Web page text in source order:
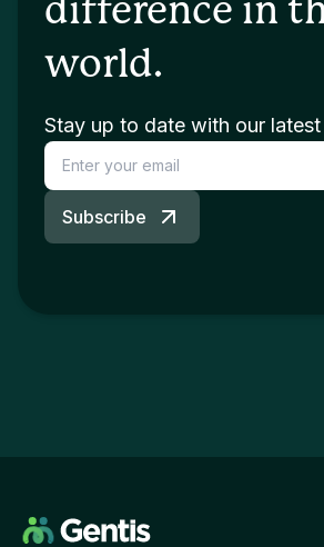
difference in
world.
Stay up to date with our latest
Subscribe